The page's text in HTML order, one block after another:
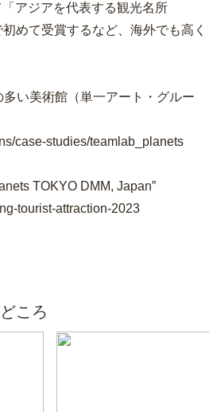
アジアを代表する観光名所
めて受賞するなど、海外でも高く
い美術館（単一アート・グルー
case-studies/teamlab_planets
TOKYO DMM, Japan”
tourist-attraction-2023
ころ